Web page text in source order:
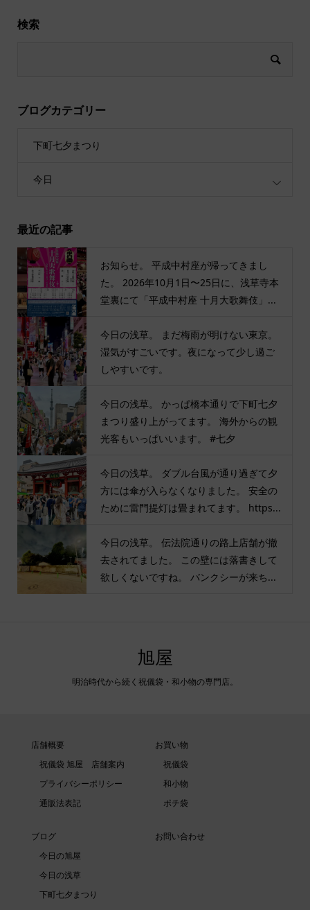
検索
ブログカテゴリー
下町七夕まつり
今日
最近の記事
お知らせ。 平成中村座が帰ってきまし
た。 2026年10月1日〜25日に、浅草寺本
堂裏にて「平成中村座 十月大歌舞伎」...
今日の浅草。 まだ梅雨が明けない東京。
湿気がすごいです。夜になって少し過ご
しやすいです。
今日の浅草。 かっぱ橋本通りで下町七夕
まつり盛り上がってます。 海外からの観
光客もいっぱいいます。 #七夕
今日の浅草。 ダブル台風が通り過ぎて夕
方には傘が入らなくなりました。 安全の
ために雷門提灯は畳まれてます。 https...
今日の浅草。 伝法院通りの路上店舗が撤
去されてました。 この壁には落書きして
欲しくないですね。 バンクシーが来ち...
旭屋
明治時代から続く祝儀袋・和小物の専門店。
店舗概要
祝儀袋 旭屋 店舗案内
プライバシーポリシー
通販法表記
お買い物
祝儀袋
和小物
ポチ袋
ブログ
今日の旭屋
今日の浅草
下町七夕まつり
お問い合わせ